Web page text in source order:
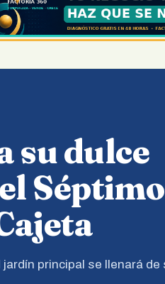
su dulce
Séptimo
principal se llenará de